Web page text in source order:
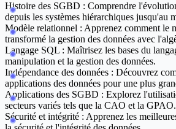
Histoire des SGBD : Comprendre
depuis les systèmes hiérarchiques jusqu'au
Modèle relationnel : Apprenez comment le
transformé la gestion des données avec
Langage SQL : Maîtrisez les bases du
manipulation et la gestion des données.
Indépendance des données : Découvrez
applications des données pour une plus
Applications des SGBD : Explorez
secteurs variés tels que la CAO et la GPAO.
Sécurité et intégrité : Apprenez les